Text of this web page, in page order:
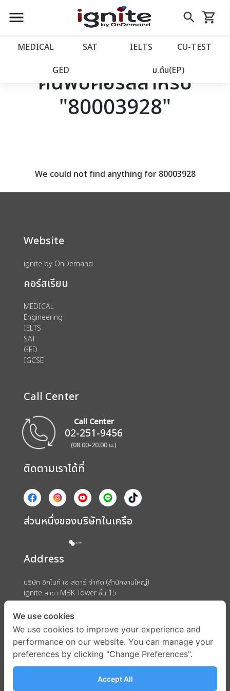
close
account_balance หน้าแรก
เว็บไซต์อิกไนท์
โปรโมชั่น
assignment ลงทะเบียน
menu search
Skip
to
shopping_cart
รถเข็น
MEDICAL SAT IELTS CU‑TEST
GED ม.ต้น(EP)
ค้นพบคอร์สสำหรับ
"80003928"
We could not find anything for 80003928
Website
ignite by OnDemand
คอร์สเรียน
MEDICAL
Engineering
IELTS
SAT
GED
IGCSE
Call Center
Call Center
02-251-9456
(08.00-20.00 น.)
ติดตามเราได้ที่
ส่วนหนึ่งของบริษัทในเครือ
Address
บริษัท อิกไนท์ เอ สตาร์ จำกัด (สำนักงานใหญ่)
ignite สาขา MBK Tower ชั้น 15
ถนนพญาไท แขวงวังใหม่ เขตปทุมวัน กรุงเทพมหานคร 10330
We use cookies
We use cookies to improve your experience and
performance on our website. You can manage your
preferences by clicking "Change Preferences".
Accept All